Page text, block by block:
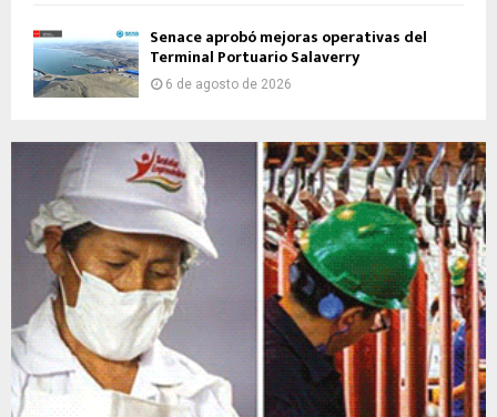
Senace aprobó mejoras operativas del
Terminal Portuario Salaverry
6 de agosto de 2026